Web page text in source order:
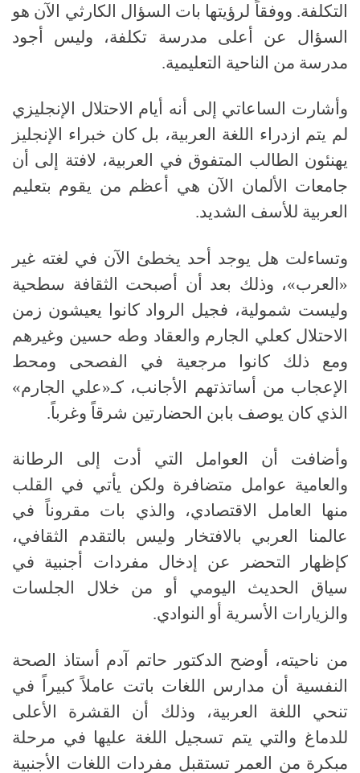
التكلفة. ووفقاً لرؤيتها بات السؤال الكارثي الآن هو
السؤال عن أعلى مدرسة تكلفة، وليس أجود
مدرسة من الناحية التعليمية.
وأشارت الساعاتي إلى أنه أيام الاحتلال الإنجليزي
لم يتم ازدراء اللغة العربية، بل كان خبراء الإنجليز
يهنئون الطالب المتفوق في العربية، لافتة إلى أن
جامعات الألمان الآن هي أعظم من يقوم بتعليم
العربية للأسف الشديد.
وتساءلت هل يوجد أحد يخطئ الآن في لغته غير
«العرب»، وذلك بعد أن أصبحت الثقافة سطحية
وليست شمولية، فجيل الرواد كانوا يعيشون زمن
الاحتلال كعلي الجارم والعقاد وطه حسين وغيرهم
ومع ذلك كانوا مرجعية في الفصحى ومحط
الإعجاب من أساتذتهم الأجانب، كـ«علي الجارم»
الذي كان يوصف بابن الحضارتين شرقاً وغرباً.
وأضافت أن العوامل التي أدت إلى الرطانة
والعامية عوامل متضافرة ولكن يأتي في القلب
منها العامل الاقتصادي، والذي بات مقروناً في
عالمنا العربي بالافتخار وليس بالتقدم الثقافي،
كإظهار التحضر عن إدخال مفردات أجنبية في
سياق الحديث اليومي أو من خلال الجلسات
والزيارات الأسرية أو النوادي.
من ناحيته، أوضح الدكتور حاتم آدم أستاذ الصحة
النفسية أن مدارس اللغات باتت عاملاً كبيراً في
تنحي اللغة العربية، وذلك أن القشرة الأعلى
للدماغ والتي يتم تسجيل اللغة عليها في مرحلة
مبكرة من العمر تستقبل مفردات اللغات الأجنبية